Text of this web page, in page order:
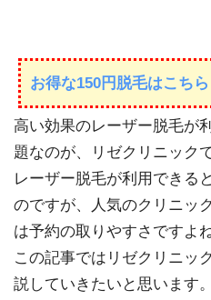
お得な150円脱毛はこちら
高い効果のレーザー脱毛が
題なのが、リゼクリニックで
レーザー脱毛が利用できる
のですが、人気のクリニッ
は予約の取りやすさですよね
この記事ではリゼクリニッ
説していきたいと思います。